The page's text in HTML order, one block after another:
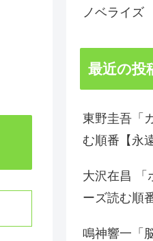
ノベライズ
最近の投
東野圭吾「
む順番【永
大沢在昌 「
ーズ読む順
鳴神響一「